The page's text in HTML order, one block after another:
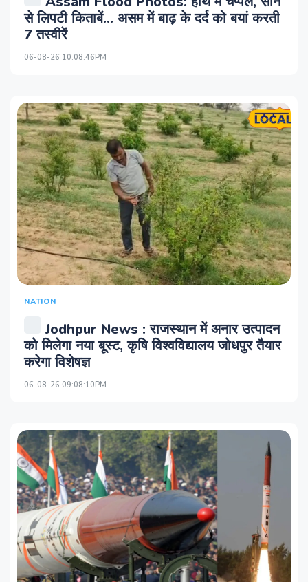
से लिपटी किताबें... असम में बाढ़ के दर्द को बयां करती
7 तस्वीरें
06-08-26 10:08:46PM
NATION
Jodhpur News : राजस्थान में अनार उत्पादन
को मिलेगा नया बूस्ट, कृषि विश्वविद्यालय जोधपुर तैयार
करेगा विशेषज्ञ
06-08-26 09:08:10PM